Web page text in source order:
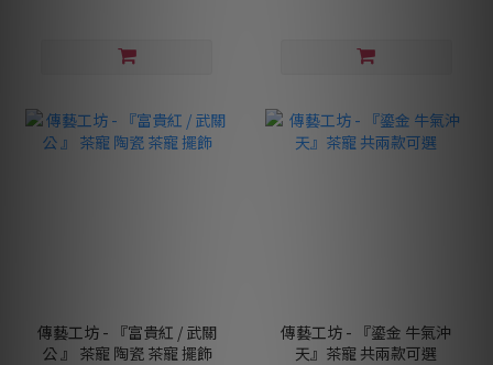
傳藝工坊 - 『富貴紅 / 武關
公 』 茶寵 陶瓷 茶寵 擺飾
傳藝工坊 - 『鎏金 牛氣沖
天』茶寵 共兩款可選